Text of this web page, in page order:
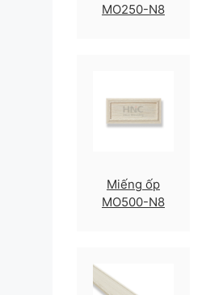
MO250-N8
Miếng ốp
MO500-N8